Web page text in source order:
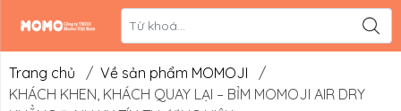
Liên hệ
Hệ thống đối
Trang chủ / Về sản phẩm MOMOJI
/
KHÁCH KHEN, KHÁCH QUAY LẠI – BỈM MOMOJI AIR DRY